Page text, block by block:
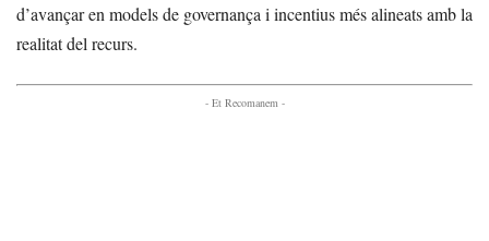
d’avançar en models de governança i incentius més alineats amb la
realitat del recurs.
- Et Recomanem -